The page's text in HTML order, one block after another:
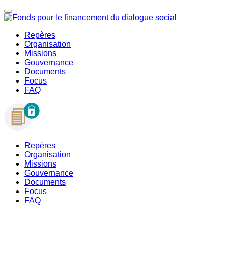
Repères
Organisation
Missions
Gouvernance
Documents
Focus
FAQ
Repères
Organisation
Missions
Gouvernance
Documents
Focus
FAQ